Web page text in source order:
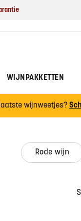
WIJNPAKKETTEN
wijnweetjes?
rode wijn